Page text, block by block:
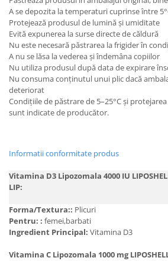
A se depozita la temperaturi cuprinse între
Protejează produsul de lumină și umiditate
Evită expunerea la surse directe de căldură
Nu este necesară păstrarea la frigider în
A nu se lăsa la vederea și îndemâna copiilor
Nu utiliza produsul după data de expirare
Nu consuma conținutul unui plic dacă
deteriorat
Condițiile de păstrare de 5–25°C și
sunt indicate de producător.
Informatii conformitate produs
Vitamina D3 Lipozomala 4000 IU
LIP:
Forma/Textura:: Plicuri
Pentru: : femei,barbati
Ingredient Principal: Vitamina D3
Vitamina C Lipozomala 1000 mg